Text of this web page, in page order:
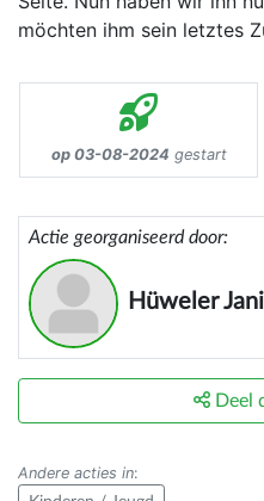
möchten ihm sein letztes
op 03-08-2024 gestart
Actie georganiseerd door:
Hüweler
Deel
Andere acties in: